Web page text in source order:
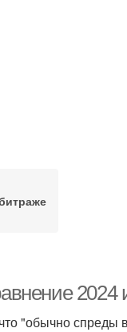
2024
"обычно